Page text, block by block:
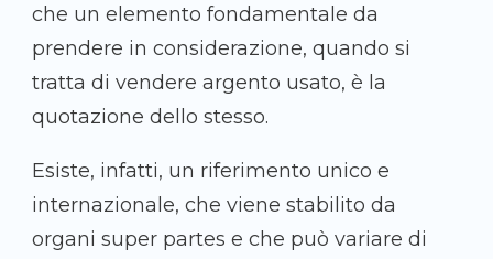
che un elemento fondamentale da
prendere in considerazione, quando si
tratta di vendere argento usato, è la
quotazione dello stesso.
Esiste, infatti, un riferimento unico e
internazionale, che viene stabilito da
organi super partes e che può variare di